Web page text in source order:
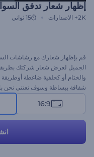
إظهار شعار تدفق
2K+ الاصدارات 15 ثواني
قم بإظهار شعارك مع رشاشات
الجميل لعرض شعار شركتك
والختام أو كخلفية ضاغطة
شفافة ببساطة وسوف نعتنى نحن
16:9